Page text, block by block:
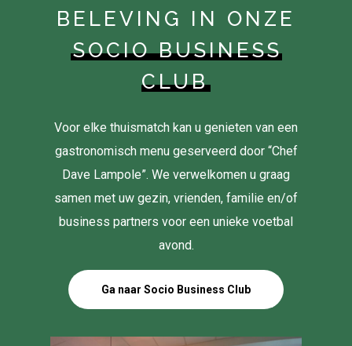
BELEVING IN ONZE
SOCIO BUSINESS
CLUB
Voor elke thuismatch kan u genieten van een
gastronomisch menu geserveerd door “Chef
Dave Lampole”. We verwelkomen u graag
samen met uw gezin, vrienden, familie en/of
business partners voor een unieke voetbal
avond.
Ga naar Socio Business Club